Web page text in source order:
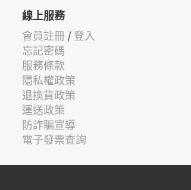
線上服務
會員註冊 / 登入
忘記密碼
服務條款
隱私權政策
退換貨政策
運送政策
防詐騙宣導
電子發票查詢